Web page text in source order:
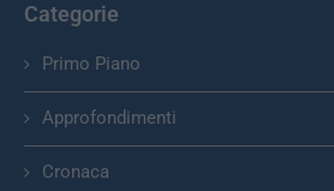
Categorie
Primo Piano
Approfondimenti
Cronaca